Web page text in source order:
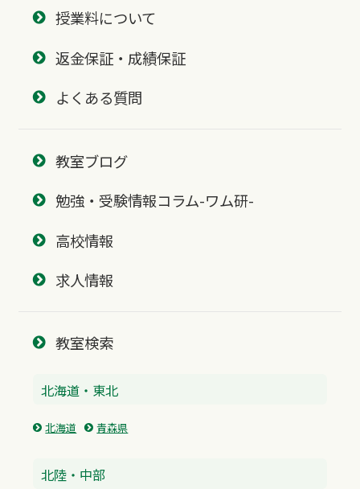
授業料について
返金保証・成績保証
よくある質問
教室ブログ
勉強・受験情報コラム-ワム研-
高校情報
求人情報
教室検索
北海道・東北
北海道 青森県
北陸・中部